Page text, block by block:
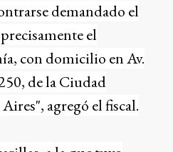
demandado el
el
con domicilio en Av.
de la Ciudad
agregó el fiscal.